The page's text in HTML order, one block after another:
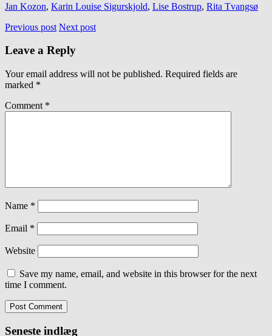
Jan Kozon, Karin Louise Sigurskjold, Lise Bostrup, Rita Tvangsø
Previous post Next post
Leave a Reply
Your email address will not be published. Required fields are
marked *
Comment *
Name *
Email *
Website
Save my name, email, and website in this browser for the next
time I comment.
Seneste indlæg